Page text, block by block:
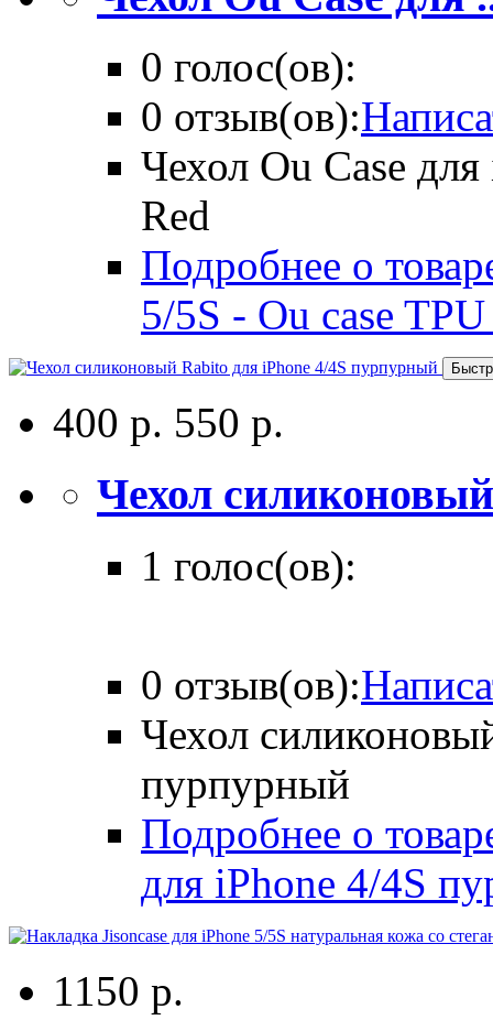
0 голос(ов):
0 отзыв(ов):
Чехол Ou Case
Red
Подробнее о
5/5S - Ou case TPU
400 р. 550 р.
Чехол
1 голос(ов):
0 отзыв(ов):
Чехол
пурпурный
Подробнее о
для iPhone 4/4S
1150 р.